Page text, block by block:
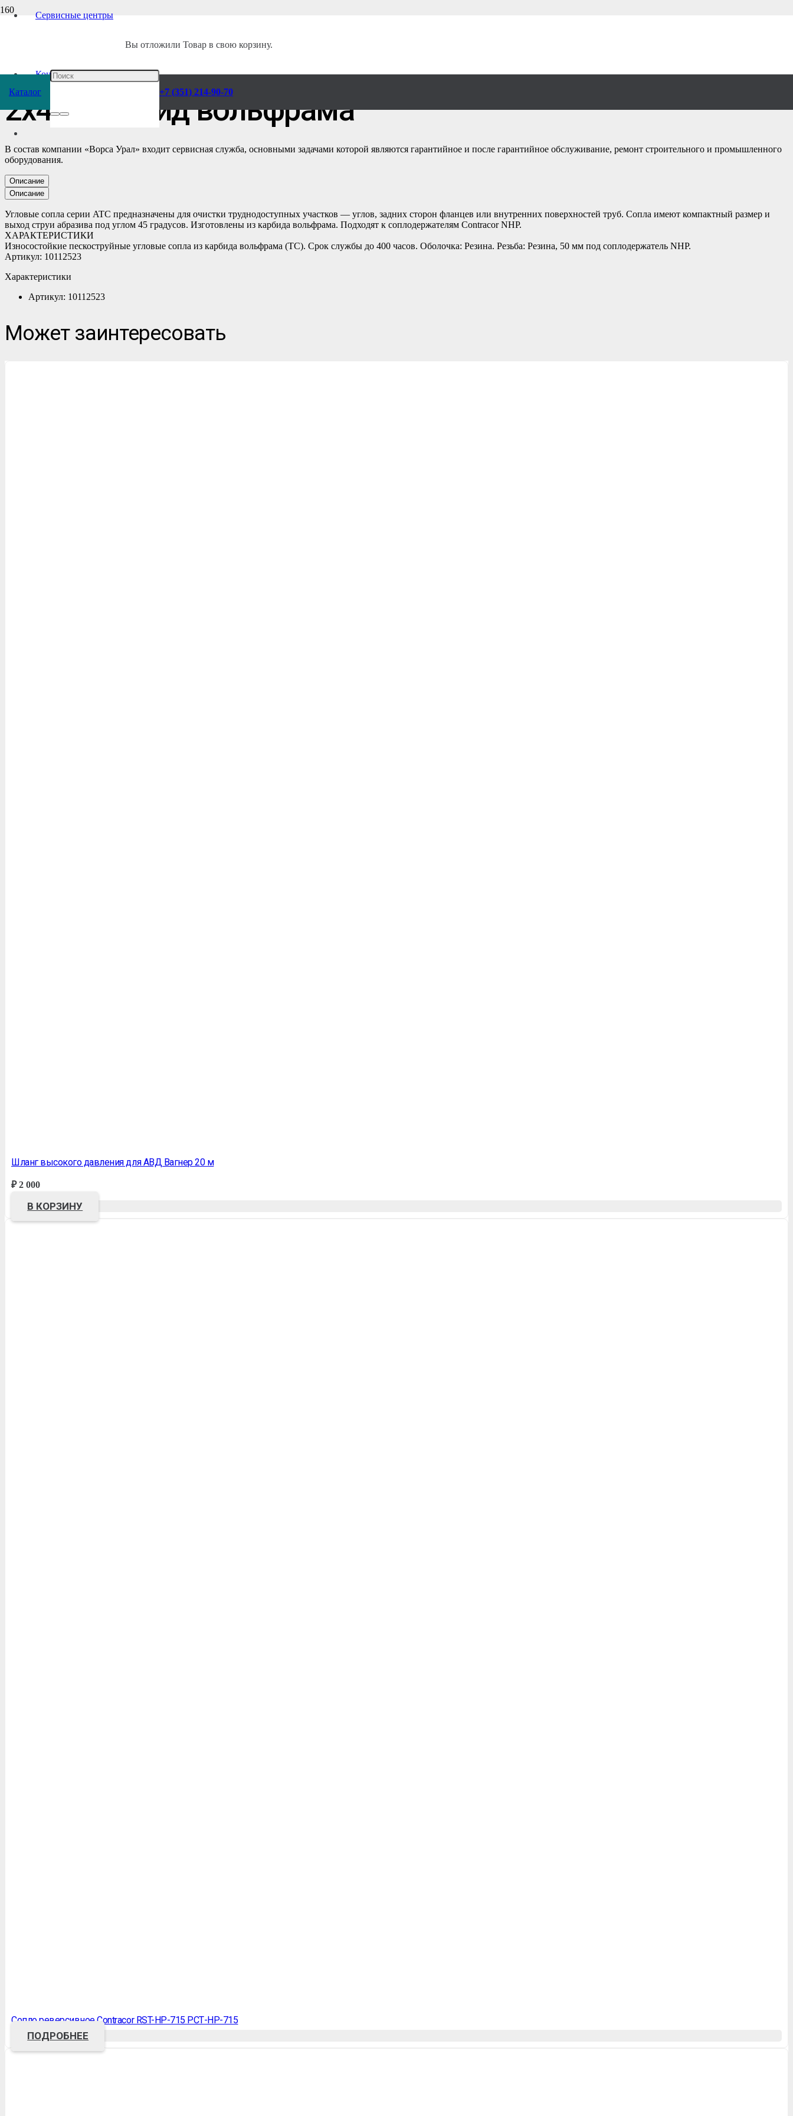
Сервисные центры
Контакты
Вы отложили Товар в свою корзину.
Каталог +7 (351) 214-90-70
Главная /Каталог/Отделочное оборудование
Сопло ATC-8,0-2 Вентури угловое, d — 8,0 мм выход
2х45`, карбид вольфрама
В состав компании «Ворса Урал» входит сервисная служба, основными задачами которой являются гарантийное и после гарантийное обслуживание, ремонт строительного и промышленного
оборудования.
Описание
Описание
Угловые сопла серии ATC предназначены для очистки труднодоступных участков — углов, задних сторон фланцев или внутренних поверхностей труб. Сопла имеют компактный размер и
выход струи абразива под углом 45 градусов. Изготовлены из карбида вольфрама. Подходят к соплодержателям Contracor NHP.
ХАРАКТЕРИСТИКИ
Износостойкие пескоструйные угловые сопла из карбида вольфрама (TC). Срок службы до 400 часов. Оболочка: Резина. Резьба: Резина, 50 мм под соплодержатель NHP.
Артикул: 10112523
Характеристики
Артикул: 10112523
Может заинтересовать
Шланг высокого давления для АВД Вагнер 20 м
₽2 000
В КОРЗИНУ
Сопло реверсивное Contracor RST-HP-715 РСТ-НР-715
ПОДРОБНЕЕ